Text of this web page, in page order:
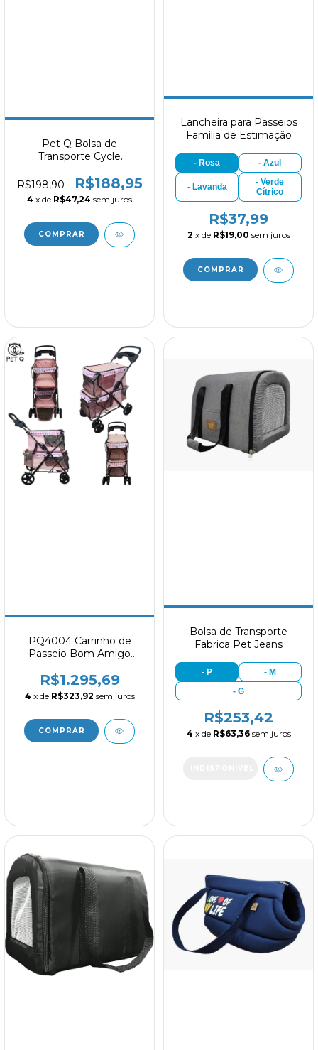
Pet Q Bolsa de
Transporte Cycle
R$198,90
R$188,95
4 x de R$47,24 sem juros
Lancheira para Passeios
Família de Estimação
- Rosa - Azul
- Lavanda
- Verde
Cítrico
R$37,99
2 x de R$19,00 sem juros
PQ4004 Carrinho de
Passeio Bom Amigo
R$1.295,69
4 x de R$323,92 sem juros
Bolsa de Transporte
Fabrica Pet Jeans
- P
- M
- G
R$253,42
4 x de R$63,36 sem juros